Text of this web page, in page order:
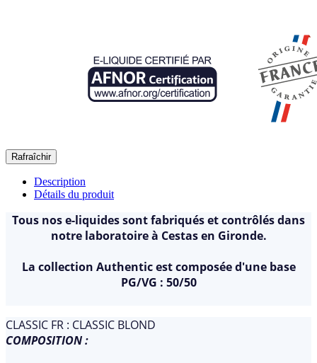
Description
Détails du produit
Tous nos e-liquides sont fabriqués et contrôlés dans
notre laboratoire à Cestas en Gironde.
La collection Authentic est composée d'une base
PG/VG : 50/50
CLASSIC FR : CLASSIC BLOND
COMPOSITION :